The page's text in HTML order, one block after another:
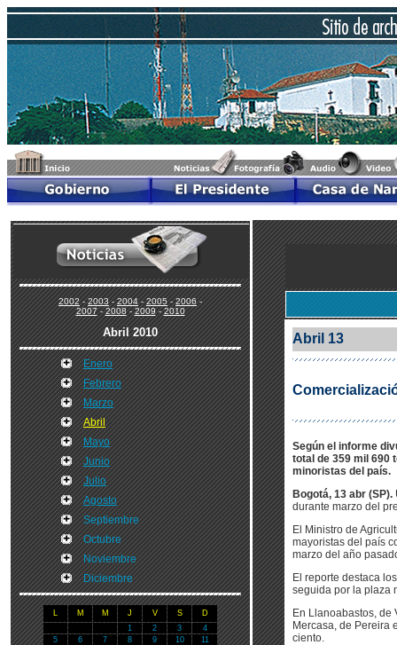
2002-2003-2004-2005-2006-
2007-2008-2009-2010
Abril 2010
Enero
Febrero
Marzo
Abril
Mayo
Junio
Julio
Agosto
Septiembre
Octubre
Noviembre
Diciembre
L M M J V S
D
1
2 3
4
5
6 7 8 9 10
11
Abril 13
Según el informe
total de 359 mil 690
minoristas del país.
Bogotá, 13 abr (SP).
durante marzo del
El Ministro de
mayoristas del país
marzo del año
El reporte destaca
seguida por la plaza
En Llanoabastos,
Mercasa, de Pereira
ciento.